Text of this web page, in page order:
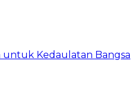
untuk Kedaulatan Bangsa